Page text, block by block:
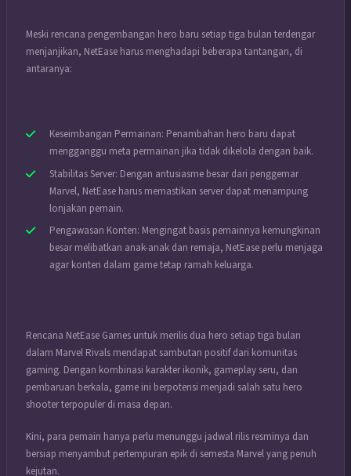
Meski rencana pengembangan hero baru setiap tiga bulan terdengar
menjanjikan, NetEase harus menghadapi beberapa tantangan, di
antaranya:
Keseimbangan Permainan: Penambahan hero baru dapat
mengganggu meta permainan jika tidak dikelola dengan baik.
Stabilitas Server: Dengan antusiasme besar dari penggemar
Marvel, NetEase harus memastikan server dapat menampung
lonjakan pemain.
Pengawasan Konten: Mengingat basis pemainnya kemungkinan
besar melibatkan anak-anak dan remaja, NetEase perlu menjaga
agar konten dalam game tetap ramah keluarga.
Rencana NetEase Games untuk merilis dua hero setiap tiga bulan
dalam Marvel Rivals mendapat sambutan positif dari komunitas
gaming. Dengan kombinasi karakter ikonik, gameplay seru, dan
pembaruan berkala, game ini berpotensi menjadi salah satu hero
shooter terpopuler di masa depan.
Kini, para pemain hanya perlu menunggu jadwal rilis resminya dan
bersiap menyambut pertempuran epik di semesta Marvel yang penuh
kejutan.